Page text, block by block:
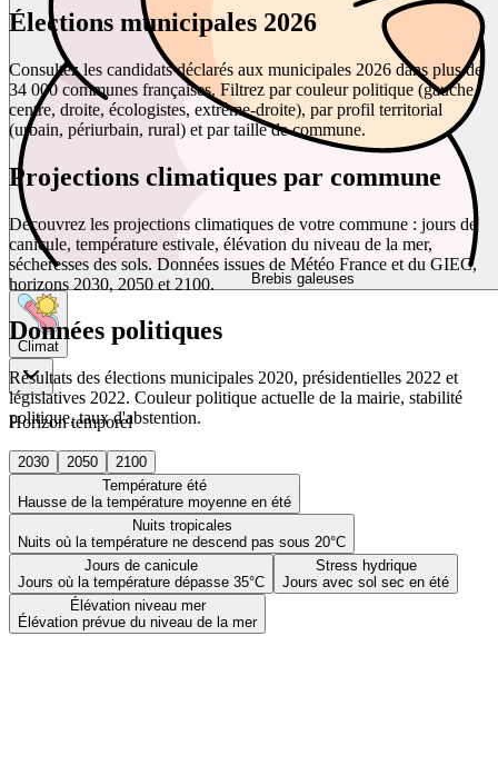
Brebis galeuses
Climat
Horizon temporel
2030 2050
2100
Température été
Hausse de la température moyenne en été
Nuits tropicales
Nuits où la température ne descend pas sous 20°C
Jours de canicule
Jours où la température dépasse 35°C
Stress hydrique
Jours avec sol sec en été
Élévation niveau mer
Élévation prévue du niveau de la mer
Élections municipales 2026
Consultez les candidats déclarés aux municipales 2026 dans plus de
34 000 communes françaises. Filtrez par couleur politique (gauche,
centre, droite, écologistes, extrême-droite), par profil territorial
(urbain, périurbain, rural) et par taille de commune.
Projections climatiques par commune
Découvrez les projections climatiques de votre commune : jours de
canicule, température estivale, élévation du niveau de la mer,
sécheresses des sols. Données issues de Météo France et du GIEC,
horizons 2030, 2050 et 2100.
Données politiques
Résultats des élections municipales 2020, présidentielles 2022 et
législatives 2022. Couleur politique actuelle de la mairie, stabilité
politique, taux d'abstention.